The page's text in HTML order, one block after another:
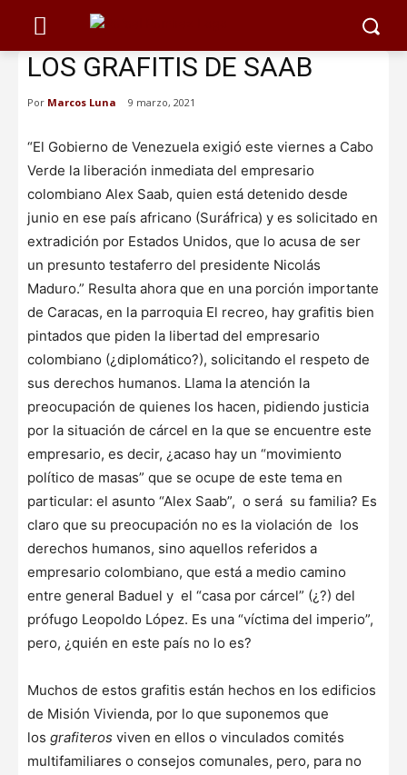
LOS GRAFITIS DE SAAB
Por Marcos Luna 9 marzo, 2021
“El Gobierno de Venezuela exigió este viernes a Cabo
Verde la liberación inmediata del empresario
colombiano Alex Saab, quien está detenido desde
junio en ese país africano (Suráfrica) y es solicitado en
extradición por Estados Unidos, que lo acusa de ser
un presunto testaferro del presidente Nicolás
Maduro.” Resulta ahora que en una porción importante
de Caracas, en la parroquia El recreo, hay grafitis bien
pintados que piden la libertad del empresario
colombiano (¿diplomático?), solicitando el respeto de
sus derechos humanos. Llama la atención la
preocupación de quienes los hacen, pidiendo justicia
por la situación de cárcel en la que se encuentre este
empresario, es decir, ¿acaso hay un “movimiento
político de masas” que se ocupe de este tema en
particular: el asunto “Alex Saab”, o será su familia? Es
claro que su preocupación no es la violación de los
derechos humanos, sino aquellos referidos a
empresario colombiano, que está a medio camino
entre general Baduel y el “casa por cárcel” (¿?) del
prófugo Leopoldo López. Es una “víctima del imperio”,
pero, ¿quién en este país no lo es?
Muchos de estos grafitis están hechos en los edificios
de Misión Vivienda, por lo que suponemos que
los grafiteros viven en ellos o vinculados comités
multifamiliares o consejos comunales, pero, para no